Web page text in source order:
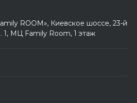
ROOM», Киевское шоссе, 23-й
1, МЦ Family Room, 1 этаж